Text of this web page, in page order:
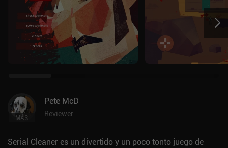
MÁS
Pete McD
Reviewer
Serial Cleaner es un divertido y un poco tonto juego de